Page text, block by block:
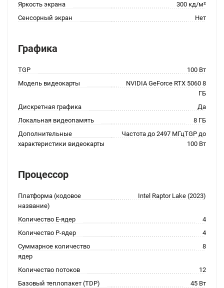
Яркость экрана
300 кд/м²
Сенсорный экран
Нет
Графика
TGP
100 Вт
Модель видеокарты
NVIDIA GeForce RTX 5060 8
ГБ
Дискретная графика
Да
Локальная видеопамять
8 ГБ
Дополнительные
характеристики видеокарты
Частота до 2497 МГцTGP до
100 Вт
Процессор
Платформа (кодовое
название)
Intel Raptor Lake (2023)
Количество E-ядер
4
Количество P-ядер
4
Суммарное количество
ядер
8
Количество потоков
12
Базовый теплопакет (TDP)
45 Вт